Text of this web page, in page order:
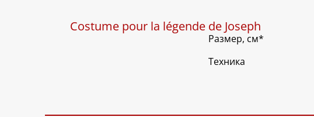
Costume pour la légende de Joseph
Размер, см*
Техника